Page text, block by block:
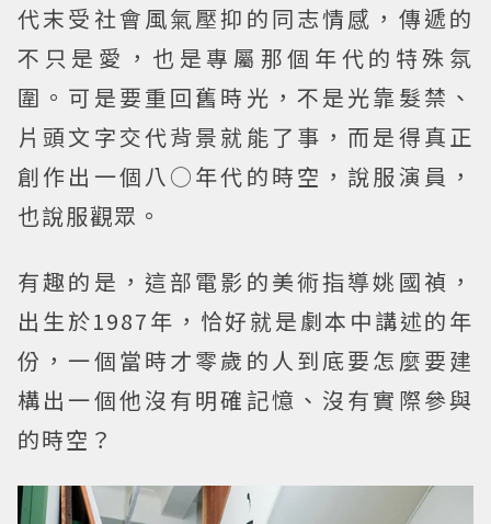
代末受社會風氣壓抑的同志情感，傳遞的
不只是愛，也是專屬那個年代的特殊氛
圍。可是要重回舊時光，不是光靠髮禁、
片頭文字交代背景就能了事，而是得真正
創作出一個八○年代的時空，說服演員，
也說服觀眾。
有趣的是，這部電影的美術指導姚國禎，
出生於1987年，恰好就是劇本中講述的年
份，一個當時才零歲的人到底要怎麼要建
構出一個他沒有明確記憶、沒有實際參與
的時空？